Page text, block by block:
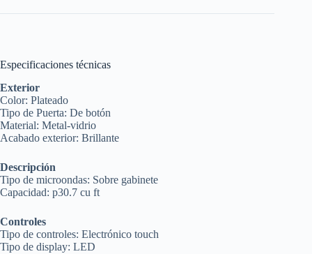
Especificaciones técnicas
Exterior
Color: Plateado
Tipo de Puerta: De botón
Material: Metal-vidrio
Acabado exterior: Brillante
Descripción
Tipo de microondas: Sobre gabinete
Capacidad: p30.7 cu ft
Controles
Tipo de controles: Electrónico touch
Tipo de display: LED